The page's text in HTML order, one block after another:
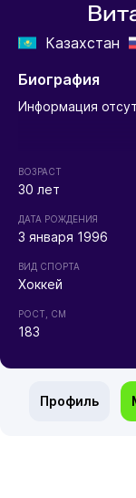
Казахстан
Биография
Информация
ВОЗРАСТ
30 лет
ДАТА РОЖДЕНИЯ
3 января 1996
ВИД СПОРТА
Хоккей
РОСТ, СМ
183
Профиль